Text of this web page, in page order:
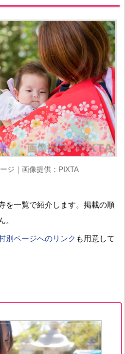
ジ｜画像提供：PIXTA
を一覧で紹介します。掲載の順
。
別ページへのリンク も用意して